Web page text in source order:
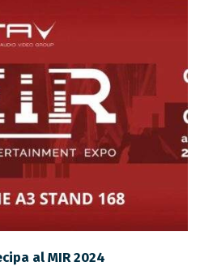
al MIR 2024